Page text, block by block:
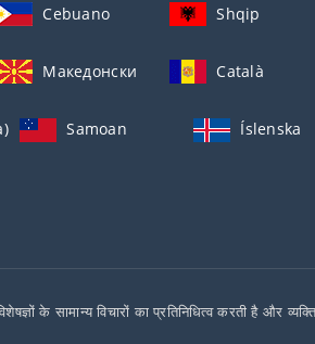
Cebuano Shqip
Македонски Català
Samoan Íslenska
के सामान्य विचारों का प्रतिनिधित्व करती है और